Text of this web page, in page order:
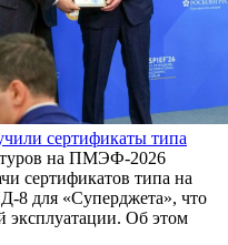
сертификаты типа
на ПМЭФ-2026
сертификатов типа на
8 для «Суперджета», что
эксплуатации. Об этом